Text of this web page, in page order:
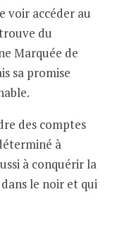
voir accéder au
du
Marquée de
sa promise
des comptes
à
à conquérir la
le noir et qui